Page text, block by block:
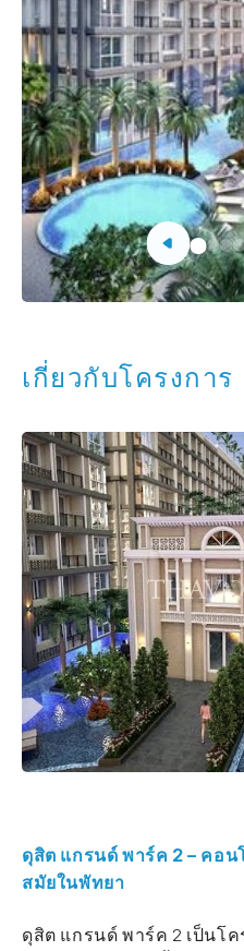
เกี่ยวกับโครงการ
ดุสิต แกรนด์ พาร์ค 2 – คอ
สมัยในพัทยา
ดุสิต แกรนด์ พาร์ค 2 เป็นโ